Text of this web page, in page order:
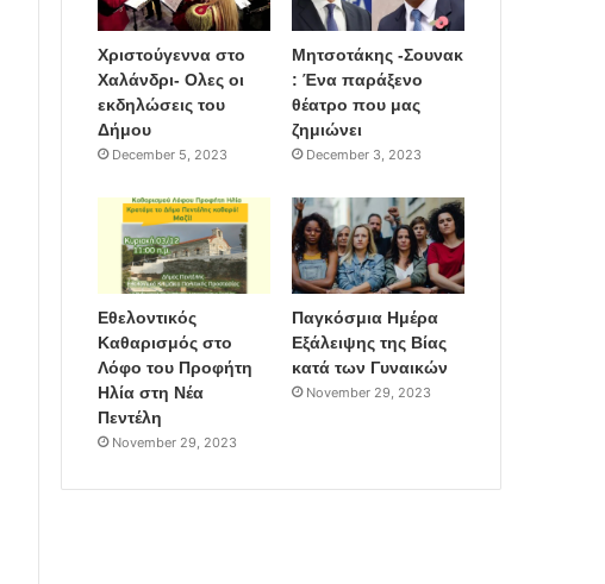
Χριστούγεννα στο
Χαλάνδρι- Ολες οι
εκδηλώσεις του
Δήμου
December 5, 2023
Μητσοτάκης -Σουνακ
: Ένα παράξενο
θέατρο που μας
ζημιώνει
December 3, 2023
Εθελοντικός
Καθαρισμός στο
Λόφο του Προφήτη
Ηλία στη Νέα
Πεντέλη
November 29, 2023
Παγκόσμια Ημέρα
Εξάλειψης της Βίας
κατά των Γυναικών
November 29, 2023